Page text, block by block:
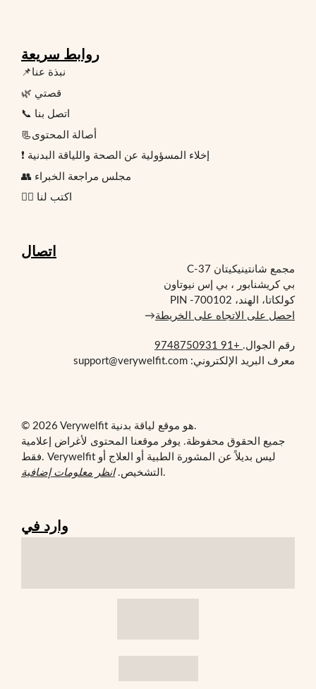
روابط سريعة
📌نبذة عنا
🌿 قصتي
📞 اتصل بنا
📃أصالة المحتوى
❗ إخلاء المسؤولية عن الصحة واللياقة البدنية
👥 مجلس مراجعة الخبراء
✍🏻 اكتب لنا
اتصال
مجمع شانتينيكيتان C-37
بي كريشنابور ، بي إس نيوتاون
كولكاتا، الهند، PIN -700102
احصل على الاتجاه على الخريطة→
رقم الجوال. +91 9748750931
معرف البريد الإلكتروني: support@verywelfit.com
© 2026 Verywelfit هو موقع لياقة بدنية.
جميع الحقوق محفوظة. يوفر موقعنا المحتوى لأغراض إعلامية
فقط. Verywelfit ليس بديلاً عن المشورة الطبية أو العلاج أو
التشخيص.انظر معلومات إضافية .
وارد في